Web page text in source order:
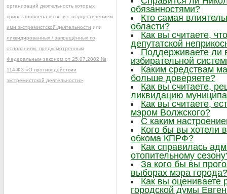
обязанностями?
Кто самая
области?
Как вы считаете,
депутатской
Поддерживаете ли
избирательной
Каким средствам
больше доверяете?
Как вы считаете,
ликвидацию
Как вы считаете,
мэром Волжского?
С каким
Кого бы вы хотели
обкома КПРФ?
Как справилась
отопительному
За кого бы вы
выборах мэра города?
Как вы оцениваете
городской думы
организаций деятельность которых
приостановлена в связи с осуществлением
ими экстремистской деятельности или
ликвидированных / запрещённых по
основаниям, предусмотренным
Федеральным законом от 25.07.2002 №
114-ФЗ «О противодействии
экстремистской деятельности»